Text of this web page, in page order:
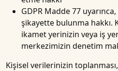
GDPR Madde 77
şikayette bulunma hakkı.
ikamet yerinizin veya iş
merkezimizin denetim
Kişisel verilerinizin